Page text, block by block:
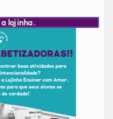
lojinha.